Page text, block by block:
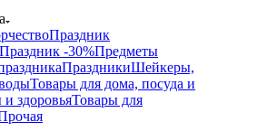
-30%Предметы
ПраздникиШейкеры,
Товары для дома, посуда и
здоровьяТовары для